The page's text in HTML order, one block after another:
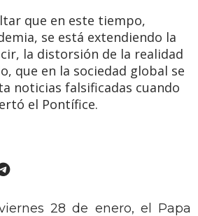
que en este tiempo,
se está extendiendo la
la distorsión de la realidad
que en la sociedad global se
noticias falsificadas cuando
el Pontífice.
28 de enero, el Papa